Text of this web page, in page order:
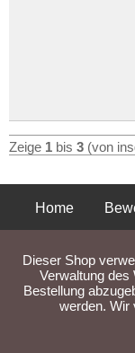
Zypern
Impressum
Zeige 1 bis 3 (von
Home
Dieser Shop
Verwaltung des
Bestellung
werden. Wir